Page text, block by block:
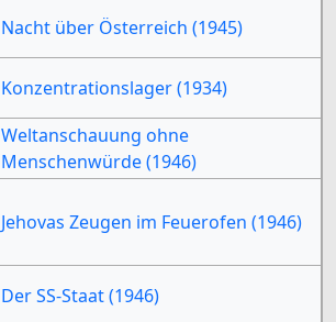
Nacht über Österreich (1945)
Konzentrationslager (1934)
Weltanschauung ohne
Menschenwürde (1946)
Jehovas Zeugen im Feuerofen (1946)
Der SS-Staat (1946)